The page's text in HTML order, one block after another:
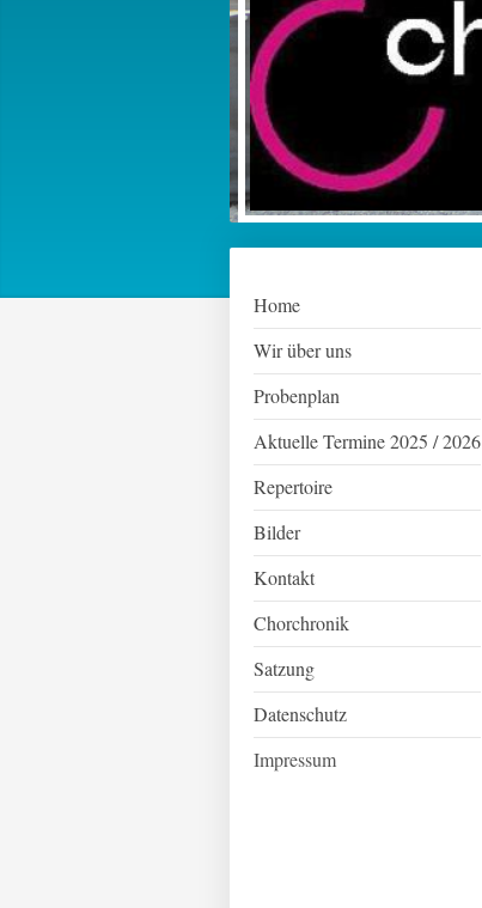
Home
Wir über uns
Probenplan
Aktuelle Termine 2025 / 2026
Repertoire
Bilder
Kontakt
Chorchronik
Satzung
Datenschutz
Impressum